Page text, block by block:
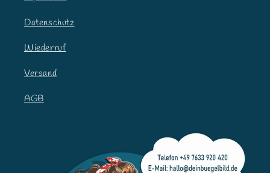
Datenschutz
Wiederruf
Versand
AGB